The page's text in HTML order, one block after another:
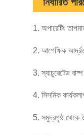
নির্ধারিত
1. অপারেটিং
2. আপেক্ষিক
3. স্যাচুরেটেড
4. সিসমিক
5. সমুদ্রপৃষ্ঠ থেকে